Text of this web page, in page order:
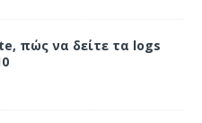
πώς να δείτε τα logs